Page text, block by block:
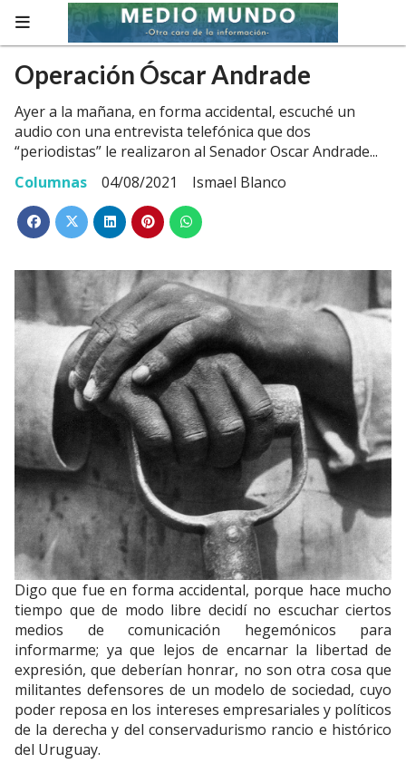
Operación Óscar Andrade
Ayer a la mañana, en forma accidental, escuché un
audio con una entrevista telefónica que dos
“periodistas” le realizaron al Senador Oscar Andrade...
Columnas
04/08/2021 Ismael Blanco
Digo que fue en forma accidental, porque hace mucho
tiempo que de modo libre decidí no escuchar ciertos
medios de comunicación hegemónicos para
informarme; ya que lejos de encarnar la libertad de
expresión, que deberían honrar, no son otra cosa que
militantes defensores de un modelo de sociedad, cuyo
poder reposa en los intereses empresariales y políticos
de la derecha y del conservadurismo rancio e histórico
del Uruguay.